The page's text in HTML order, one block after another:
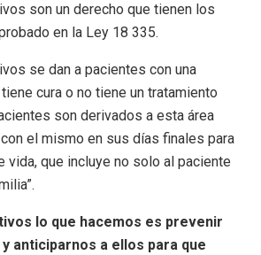
son un derecho que tienen los
en la Ley 18 335.
se dan a pacientes con una
cura o no tiene un tratamiento
son derivados a esta área
con el mismo en sus días finales para
vida, que incluye no solo al paciente
lo que hacemos es prevenir
anticiparnos a ellos para que